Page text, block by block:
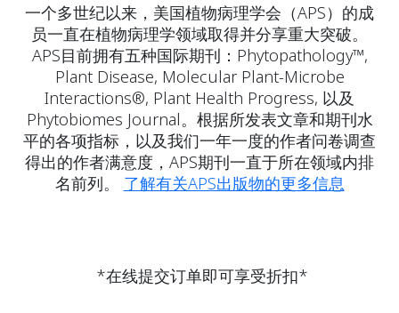
一个多世纪以来，美国植物病理学会（APS）的成
员一直在植物病理学领域取得并分享重大突破。
APS目前拥有五种国际期刊：Phytopathology™,
Plant Disease, Molecular Plant-Microbe
Interactions®, Plant Health Progress, 以及
Phytobiomes Journal。根据所发表文章和期刊水
平的各项指标，以及我们一年一度的作者问卷调查
得出的作者满意度，APS期刊一直于所在领域内排
名前列。 了解有关APS出版物的更多信息
*在线提交订单即可享受折扣*